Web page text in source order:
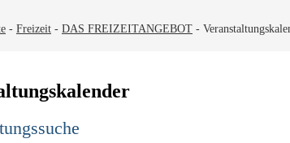
- Freizeit - DAS FREIZEITANGEBOT -